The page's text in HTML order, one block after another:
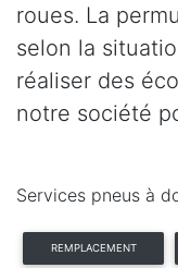
roues. La
selon la
réaliser des
notre société
Services pneus à
REMPLACEMENT